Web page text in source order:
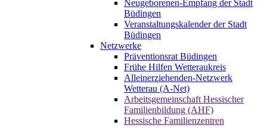
Neugeborenen-Empfang der Stadt
Büdingen
Veranstaltungskalender der Stadt
Büdingen
Netzwerke
Präventionsrat Büdingen
Frühe Hilfen Wetteraukreis
Alleinerziehenden-Netzwerk
Wetterau (A-Net)
Arbeitsgemeinschaft Hessischer
Familienbildung (AHF)
Hessische Familienzentren